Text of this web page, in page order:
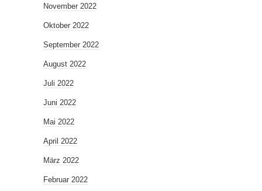
November 2022
Oktober 2022
September 2022
August 2022
Juli 2022
Juni 2022
Mai 2022
April 2022
März 2022
Februar 2022